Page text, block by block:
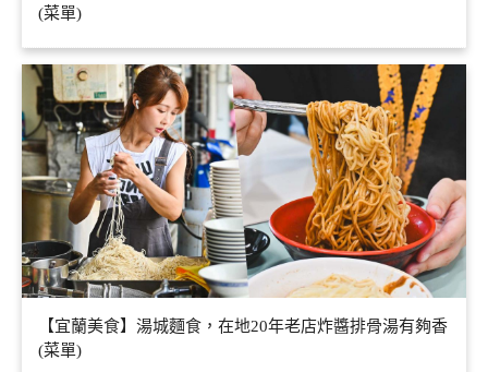
(菜單)
【宜蘭美食】湯城麵食，在地20年老店炸醬排骨湯有夠香
(菜單)